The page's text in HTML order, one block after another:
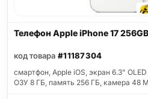
Телефон Apple iPhone 17
код товара #11187304
смартфон, Apple iOS, экран 6.3"
ОЗУ 8 ГБ, память 256 ГБ, камера 48